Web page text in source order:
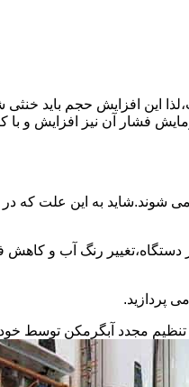
این افزایش حجم باید
فشار آن نیز افزایش و
شوند.شاید به این علت که
رنگ آب و کاهش
پردازید.
تنظیم مجدد آبگرمکن توسط